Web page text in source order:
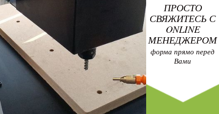
ПРОСТО
СВЯЖИТЕСЬ С
ONLINE
МЕНЕДЖЕРОМ
форма прямо перед
Вами